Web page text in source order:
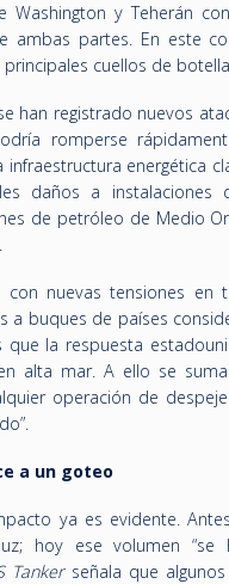
Washington y Teherán
ambas partes. En este
cuellos de
han registrado nuevos
romperse
energética
daños a
de petróleo de Medio
con nuevas tensiones
a buques de países
que la respuesta
alta mar. A ello se
operación de
a un goteo
ya es evidente.
hoy ese volumen
Tanker señala que